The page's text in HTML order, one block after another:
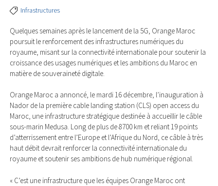
Infrastructures
Quelques semaines après le lancement de la 5G, Orange Maroc
poursuit le renforcement des infrastructures numériques du
royaume, misant sur la connectivité internationale pour soutenir la
croissance des usages numériques et les ambitions du Maroc en
matière de souveraineté digitale.
Orange Maroc a annoncé, le mardi 16 décembre, l’inauguration à
Nador de la première cable landing station (CLS) open access du
Maroc, une infrastructure stratégique destinée à accueillir le câble
sous-marin Medusa. Long de plus de 8700 km et reliant 19 points
d’atterrissement entre l’Europe et l’Afrique du Nord, ce câble à très
haut débit devrait renforcer la connectivité internationale du
royaume et soutenir ses ambitions de hub numérique régional.
« C’est une infrastructure que les équipes Orange Maroc ont